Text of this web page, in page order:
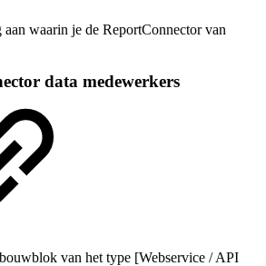
waarin je de ReportConnector van
data medewerkers
van het type [Webservice / API